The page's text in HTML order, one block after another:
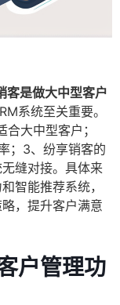
客是做大中型客户
系统至关重要。
大中型客户；
；3、纷享销客的
缝对接。具体来
智能推荐系统，
，提升客户满意
户管理功